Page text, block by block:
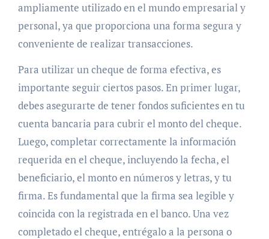
ampliamente utilizado en el mundo empresarial y
personal, ya que proporciona una forma segura y
conveniente de realizar transacciones.
Para utilizar un cheque de forma efectiva, es
importante seguir ciertos pasos. En primer lugar,
debes asegurarte de tener fondos suficientes en tu
cuenta bancaria para cubrir el monto del cheque.
Luego, completar correctamente la información
requerida en el cheque, incluyendo la fecha, el
beneficiario, el monto en números y letras, y tu
firma. Es fundamental que la firma sea legible y
coincida con la registrada en el banco. Una vez
completado el cheque, entrégalo a la persona o